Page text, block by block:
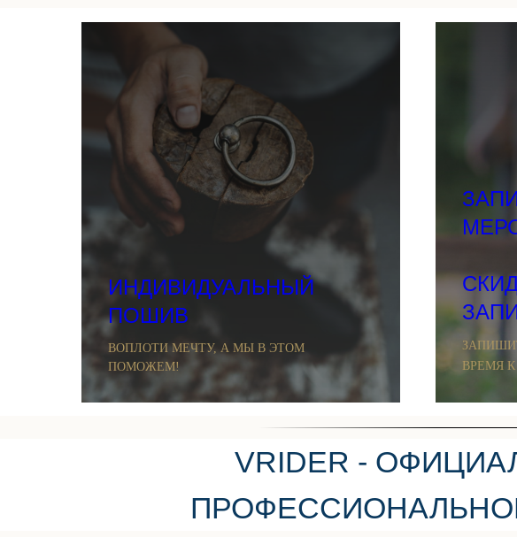
ИНДИВИДУАЛЬНЫЙ
ПОШИВ
ВОПЛОТИ МЕЧТУ, А МЫ В ЭТОМ
ПОМОЖЕМ!
ВРЕМЯ
VRIDER -